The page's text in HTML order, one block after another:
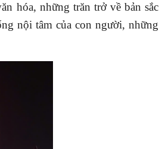
hóa, những trăn trở về bản sắc
nội tâm của con người, những